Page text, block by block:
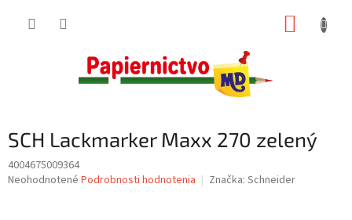
SCH Lackmarker Maxx 270 zelený
4004675009364
Priemerné
Neohodnotené Podrobnosti hodnotenia Značka: Schneider